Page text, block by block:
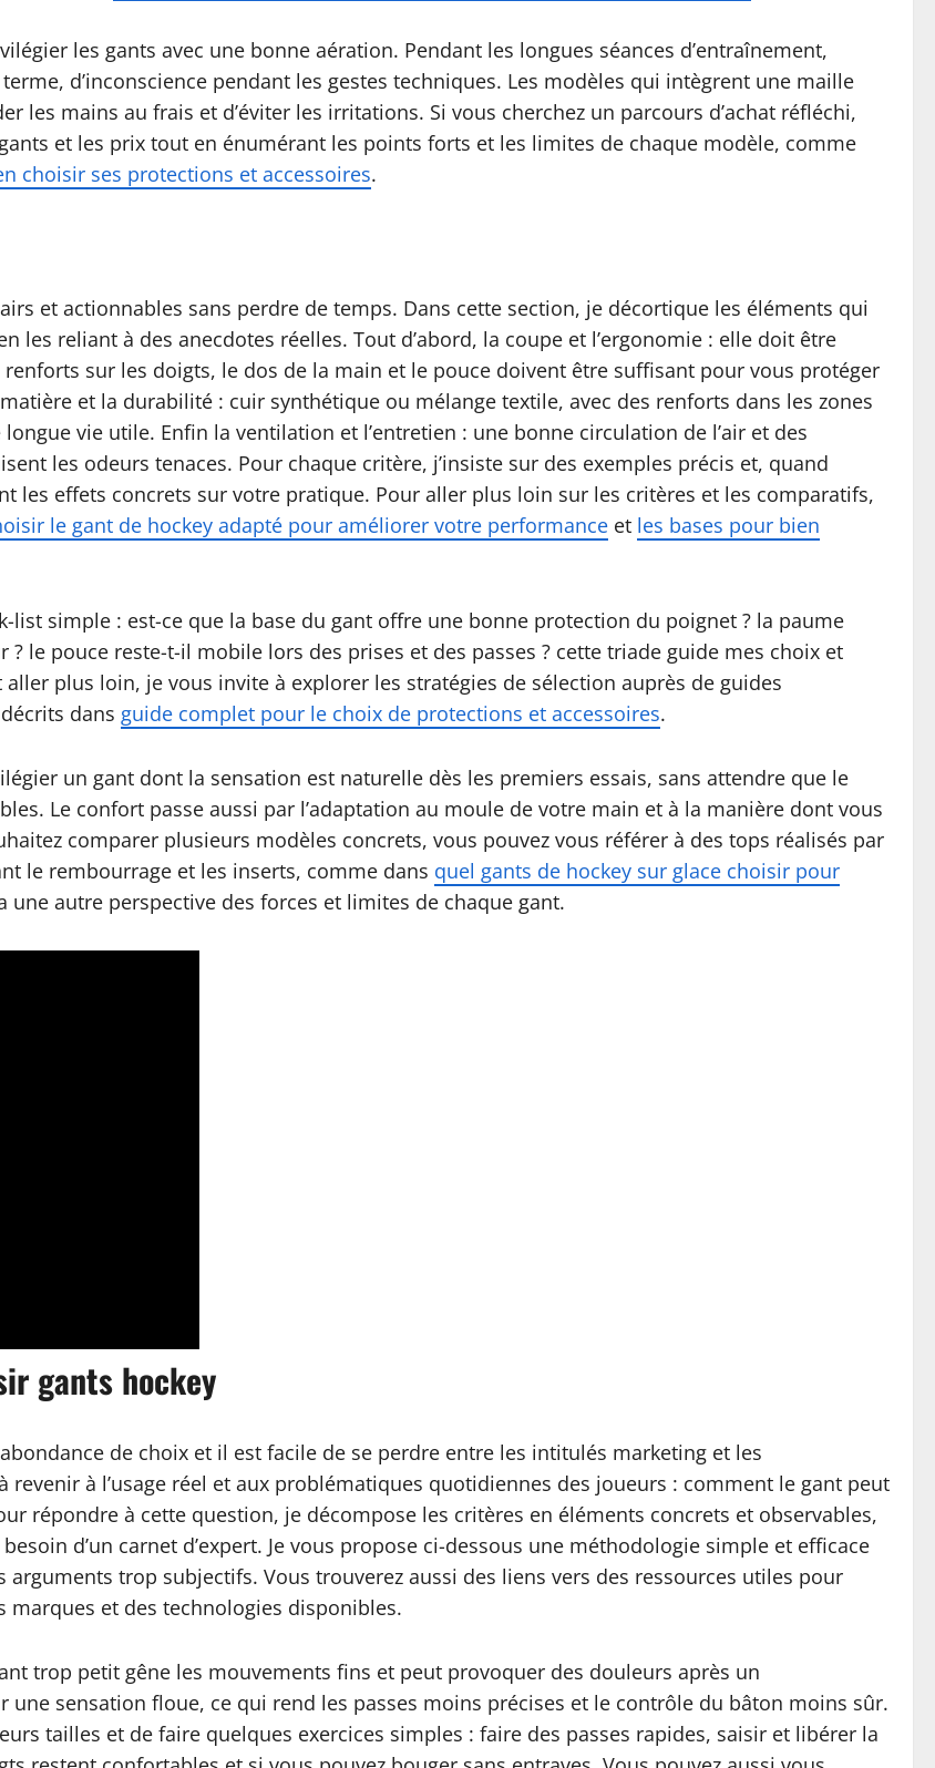
les gants avec une bonne aération. Pendant les longues séances d’entraînement,
d’inconscience pendant les gestes techniques. Les modèles qui intègrent une maille
les mains au frais et d’éviter les irritations. Si vous cherchez un parcours d’achat réfléchi,
et les prix tout en énumérant les points forts et les limites de chaque modèle, comme
choisir ses protections et accessoires.
et actionnables sans perdre de temps. Dans cette section, je décortique les éléments qui
les reliant à des anecdotes réelles. Tout d’abord, la coupe et l’ergonomie : elle doit être
sur les doigts, le dos de la main et le pouce doivent être suffisant pour vous protéger
et la durabilité : cuir synthétique ou mélange textile, avec des renforts dans les zones
vie utile. Enfin la ventilation et l’entretien : une bonne circulation de l’air et des
les odeurs tenaces. Pour chaque critère, j’insiste sur des exemples précis et, quand
les effets concrets sur votre pratique. Pour aller plus loin sur les critères et les comparatifs,
le gant de hockey adapté pour améliorer votre performance et les bases pour bien
list simple : est-ce que la base du gant offre une bonne protection du poignet ? la paume
le pouce reste-t-il mobile lors des prises et des passes ? cette triade guide mes choix et
plus loin, je vous invite à explorer les stratégies de sélection auprès de guides
dans guide complet pour le choix de protections et accessoires.
un gant dont la sensation est naturelle dès les premiers essais, sans attendre que le
Le confort passe aussi par l’adaptation au moule de votre main et à la manière dont vous
comparer plusieurs modèles concrets, vous pouvez vous référer à des tops réalisés par
le rembourrage et les inserts, comme dans quel gants de hockey sur glace choisir pour
une autre perspective des forces et limites de chaque gant.
gants hockey
de choix et il est facile de se perdre entre les intitulés marketing et les
à l’usage réel et aux problématiques quotidiennes des joueurs : comment le gant peut
répondre à cette question, je décompose les critères en éléments concrets et observables,
d’un carnet d’expert. Je vous propose ci-dessous une méthodologie simple et efficace
arguments trop subjectifs. Vous trouverez aussi des liens vers des ressources utiles pour
et des technologies disponibles.
trop petit gêne les mouvements fins et peut provoquer des douleurs après un
sensation floue, ce qui rend les passes moins précises et le contrôle du bâton moins sûr.
tailles et de faire quelques exercices simples : faire des passes rapides, saisir et libérer la